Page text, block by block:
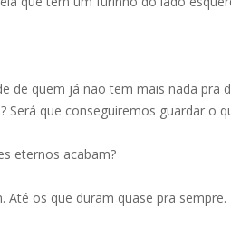
de quem já não tem mais nada pra
Será que conseguiremos guardar o
eternos acabam?
Até os que duram quase pra sempre.